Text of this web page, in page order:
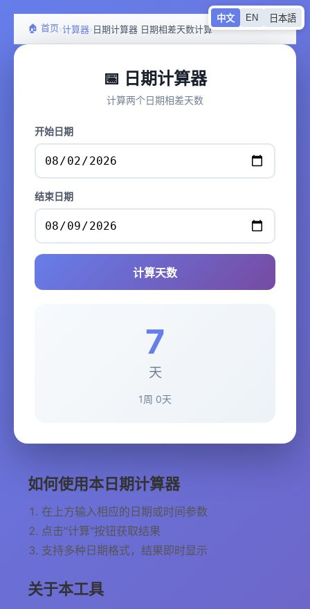
🏠 首页›计算器› 日期计算器 日期相差天数计算
中文 EN 日本語
📅 日期计算器
计算两个日期相差天数
开始日期
结束日期
计算天数
7
天
1周 0天
如何使用本日期计算器
在上方输入相应的日期或时间参数
点击"计算"按钮获取结果
支持多种日期格式，结果即时显示
关于本工具